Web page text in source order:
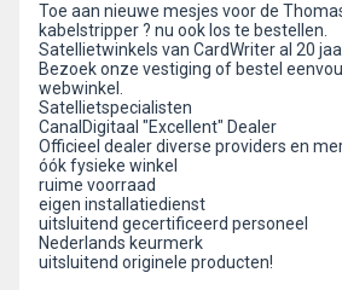
Toe aan nieuwe mesjes voor de
kabelstripper ? nu ook los te bestellen.
Satellietwinkels van CardWriter al 20
Bezoek onze vestiging of bestel
webwinkel.
Satellietspecialisten
CanalDigitaal "Excellent" Dealer
Officieel dealer diverse providers en
óók fysieke winkel
ruime voorraad
eigen installatiedienst
uitsluitend gecertificeerd personeel
Nederlands keurmerk
uitsluitend originele producten!